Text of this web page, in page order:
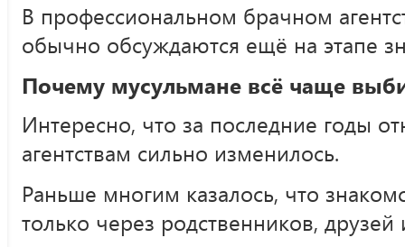
В профессиональном брачном
обычно обсуждаются ещё на этапе
Почему мусульмане всё чаще
Интересно, что за последние годы
агентствам сильно изменилось.
Раньше многим казалось, что
только через родственников,